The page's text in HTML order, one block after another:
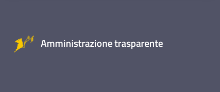
Amministrazione trasparente